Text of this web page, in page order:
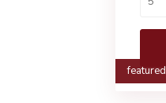
featured